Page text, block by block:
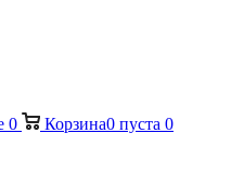
0 Корзина0 пуста 0